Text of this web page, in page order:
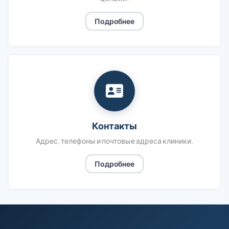
Подробнее
Контакты
Адрес, телефоны и почтовые адреса клиники.
Подробнее